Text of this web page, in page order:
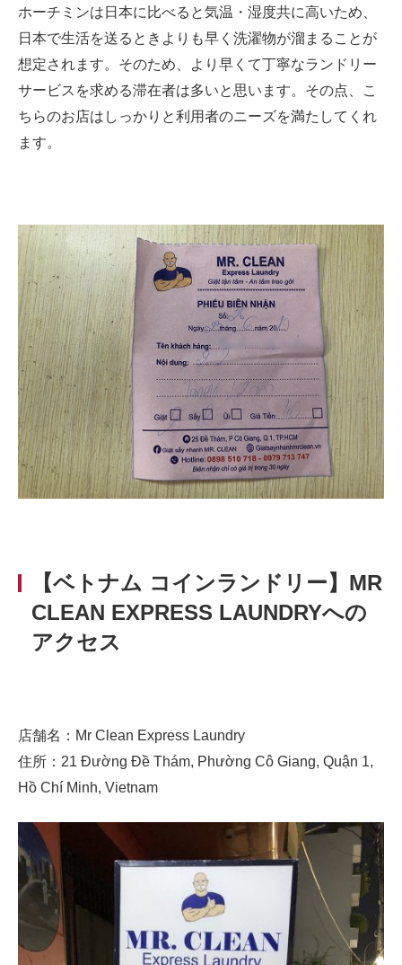
ホーチミンは日本に比べると気温・湿度共に高いため、
日本で生活を送るときよりも早く洗濯物が溜まることが
想定されます。そのため、より早くて丁寧なランドリー
サービスを求める滞在者は多いと思います。その点、こ
ちらのお店はしっかりと利用者のニーズを満たしてくれ
ます。
【ベトナム コインランドリー】MR
CLEAN EXPRESS LAUNDRYへの
アクセス
店舗名：Mr Clean Express Laundry
住所：21 Đường Đề Thám, Phường Cô Giang, Quận 1,
Hồ Chí Minh, Vietnam